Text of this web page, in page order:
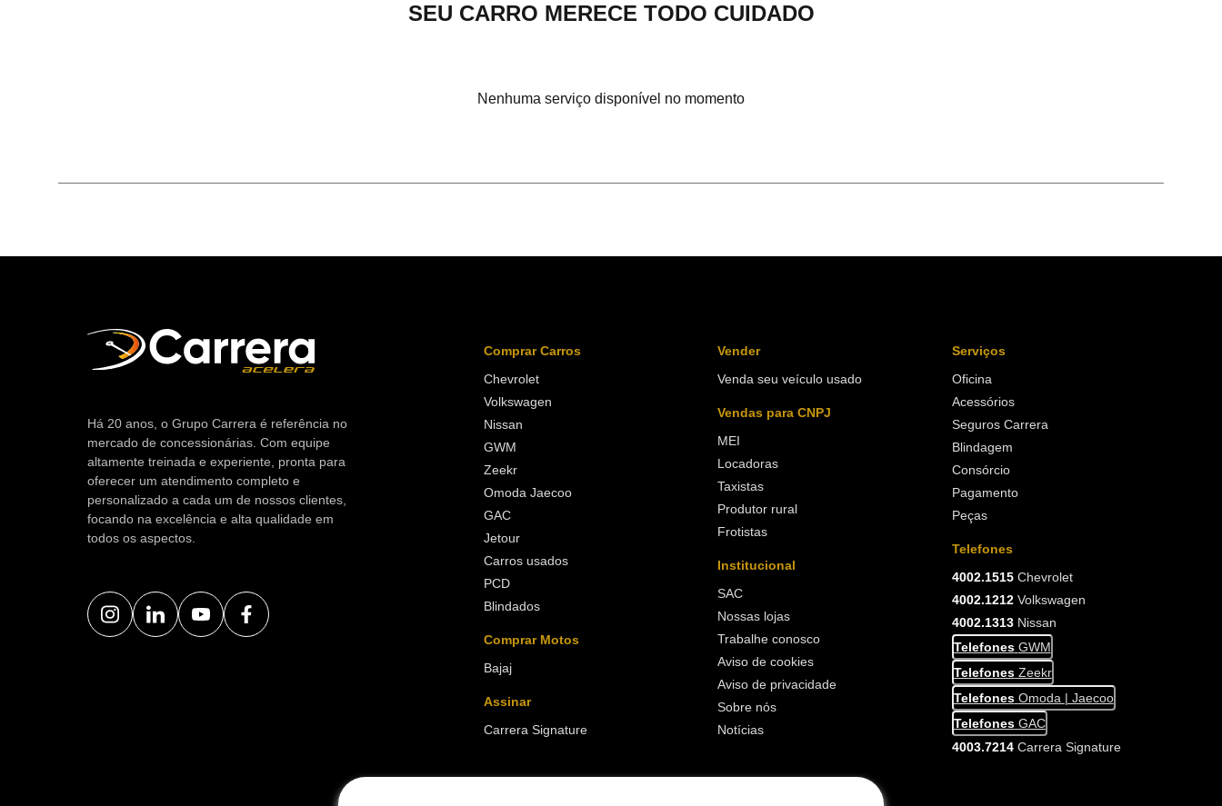
SEU CARRO MERECE TODO CUIDADO
Nenhuma serviço disponível no momento
Há 20 anos, o Grupo Carrera é referência no
mercado de concessionárias. Com equipe
altamente treinada e experiente, pronta para
oferecer um atendimento completo e
personalizado a cada um de nossos clientes,
focando na excelência e alta qualidade em
todos os aspectos.
Comprar Carros
Chevrolet
Volkswagen
Nissan
GWM
Zeekr
Omoda Jaecoo
GAC
Jetour
Carros usados
PCD
Blindados
Comprar Motos
Bajaj
Assinar
Carrera Signature
Vender
Venda seu veículo usado
Vendas para CNPJ
MEI
Locadoras
Taxistas
Produtor rural
Frotistas
Institucional
SAC
Nossas lojas
Trabalhe conosco
Aviso de cookies
Aviso de privacidade
Sobre nós
Notícias
Serviços
Oficina
Acessórios
Seguros Carrera
Blindagem
Consórcio
Pagamento
Peças
Telefones
4002.1515Chevrolet
4002.1212Volkswagen
4002.1313Nissan
Telefones GWM
Telefones Zeekr
Telefones Omoda | Jaecoo
Telefones GAC
4003.7214Carrera Signature